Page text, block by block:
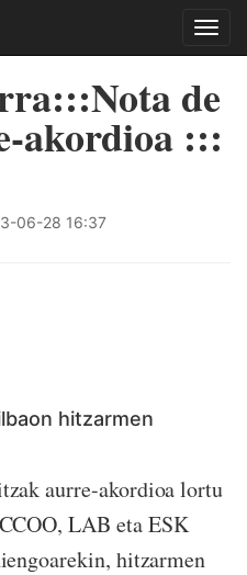
de
akordioa :::
06-28 16:37
hitzarmen
aurre-akordioa lortu
LAB eta ESK
hitzarmen